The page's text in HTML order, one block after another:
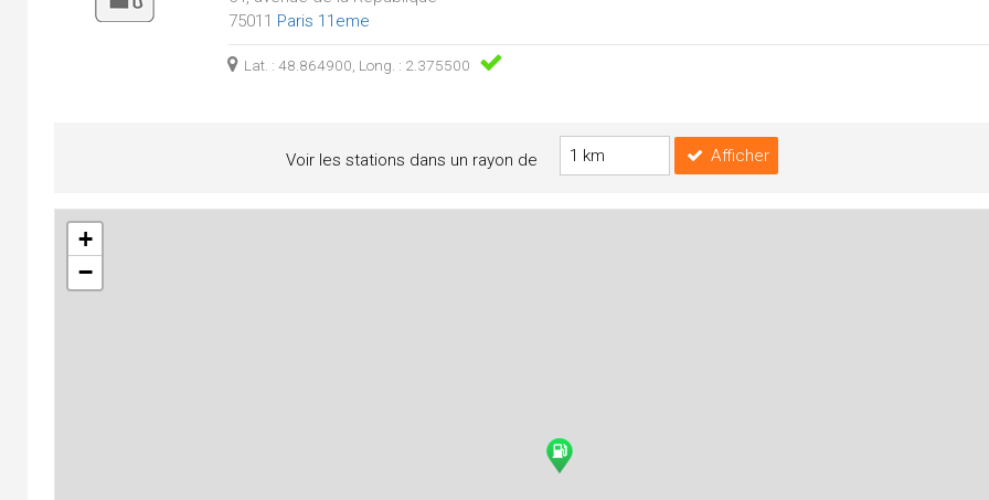
75011 Paris 11eme
Lat. : 48.864900, Long. : 2.375500
Voir les stations dans un rayon de Afficher
+
−